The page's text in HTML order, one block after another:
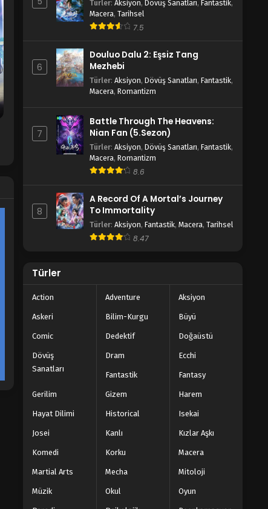
Türler: Aksiyon, Dövüş Sanatları, Fantastik,
Macera, Tarihsel
7.5
6
Douluo Dalu 2: Eşsiz Tang
Mezhebi
Türler: Aksiyon, Dövüş Sanatları, Fantastik,
Macera, Romantizm
7
Battle Through The Heavens:
Nian Fan (5.Sezon)
Türler: Aksiyon, Dövüş Sanatları, Fantastik,
Macera, Romantizm
8.6
8
A Record Of A Mortal’s Journey
To Immortality
Türler: Aksiyon, Fantastik, Macera, Tarihsel
8.47
Türler
Action Adventure Aksiyon
Askeri Bilim-Kurgu Büyü
Comic Dedektif Doğaüstü
Dövüş
Sanatları
Dram Ecchi
Fantastik Fantasy
Gerilim Gizem Harem
Hayat Dilimi Historical Isekai
Josei Kanlı Kızlar Aşkı
Komedi Korku Macera
Martial Arts Mecha Mitoloji
Müzik Okul Oyun